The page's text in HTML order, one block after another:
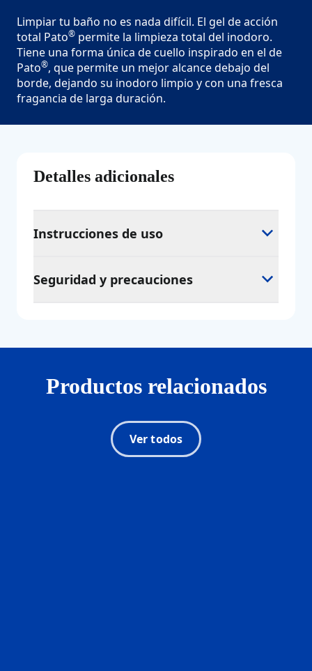
Limpiar tu baño no es nada difícil. El gel de acción
total Pato® permite la limpieza total del inodoro.
Tiene una forma única de cuello inspirado en el de
Pato®, que permite un mejor alcance debajo del
borde, dejando su inodoro limpio y con una fresca
fragancia de larga duración.
Detalles adicionales
Instrucciones de uso
Seguridad y precauciones
Productos relacionados
Ver todos